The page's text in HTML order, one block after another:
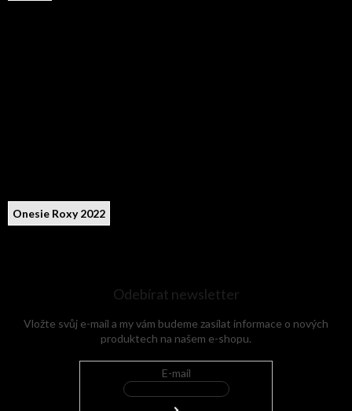
Onesie Roxy 2022
Odebírat newsletter
Vložte svůj e-mail a my vám budeme zasílat informace o nových
produktech na našem e-shopu.
E-mail